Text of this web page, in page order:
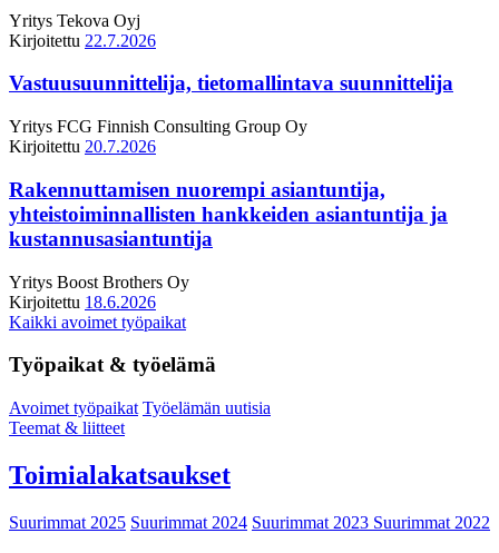
Yritys Tekova Oyj
Kirjoitettu 22.7.2026
Vastuusuunnittelija, tietomallintava suunnittelija
Yritys FCG Finnish Consulting Group Oy
Kirjoitettu 20.7.2026
Rakennuttamisen nuorempi asiantuntija,
yhteistoiminnallisten hankkeiden asiantuntija ja
kustannusasiantuntija
Yritys Boost Brothers Oy
Kirjoitettu 18.6.2026
Kaikki avoimet työpaikat
Työpaikat & työelämä
Avoimet työpaikat Työelämän uutisia
Teemat & liitteet
Toimialakatsaukset
Suurimmat 2025 Suurimmat 2024 Suurimmat 2023 Suurimmat 2022